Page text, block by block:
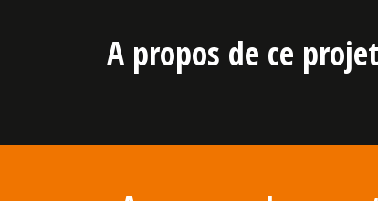
A propos de ce projet